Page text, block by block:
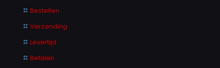
Bestellen
Verzending
Levertijd
Betalen